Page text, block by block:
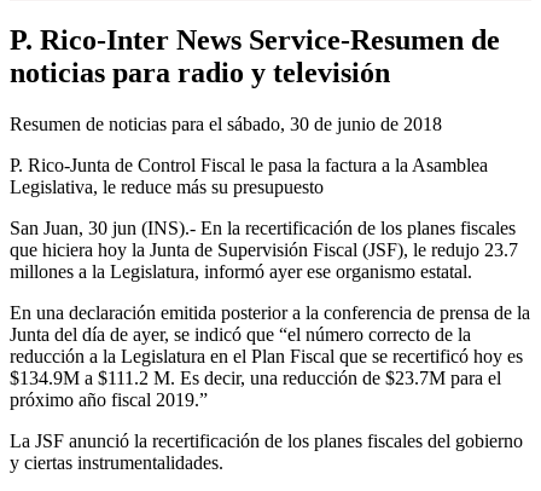
P. Rico-Inter News Service-Resumen de
noticias para radio y televisión
Resumen de noticias para el sábado, 30 de junio de 2018
P. Rico-Junta de Control Fiscal le pasa la factura a la Asamblea
Legislativa, le reduce más su presupuesto
San Juan, 30 jun (INS).- En la recertificación de los planes fiscales
que hiciera hoy la Junta de Supervisión Fiscal (JSF), le redujo 23.7
millones a la Legislatura, informó ayer ese organismo estatal.
En una declaración emitida posterior a la conferencia de prensa de la
Junta del día de ayer, se indicó que “el número correcto de la
reducción a la Legislatura en el Plan Fiscal que se recertificó hoy es
$134.9M a $111.2 M. Es decir, una reducción de $23.7M para el
próximo año fiscal 2019.”
La JSF anunció la recertificación de los planes fiscales del gobierno
y ciertas instrumentalidades.